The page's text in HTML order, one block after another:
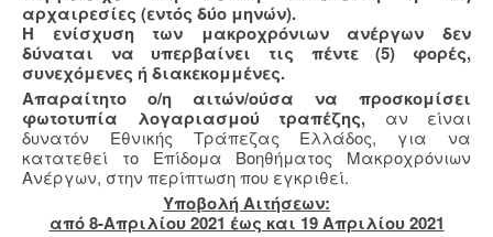
αρχαιρεσίες (εντός δύο μηνών).
Η ενίσχυση των μακροχρόνιων ανέργων δεν
δύναται να υπερβαίνει τις πέντε (5) φορές,
συνεχόμενες ή διακεκομμένες.
Απαραίτητο ο/η αιτών/ούσα να προσκομίσει
φωτοτυπία λογαριασμού τραπέζης, αν είναι
δυνατόν Εθνικής Τράπεζας Ελλάδος, για να
κατατεθεί το Επίδομα Βοηθήματος Μακροχρόνιων
Ανέργων, στην περίπτωση που εγκριθεί.
Υποβολή Aιτήσεων:
από 8-Απριλίου 2021 έως και 19 Απριλίου 2021